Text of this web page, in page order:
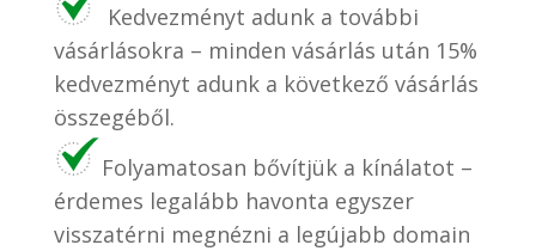
Kedvezményt adunk a további
vásárlásokra – minden vásárlás után 15%
kedvezményt adunk a következő vásárlás
összegéből.
Folyamatosan bővítjük a kínálatot –
érdemes legalább havonta egyszer
visszatérni megnézni a legújabb domain